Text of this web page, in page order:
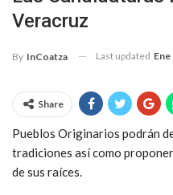
Veracruz
By InCoatza Last updated
Share
Pueblos Originarios podrán
tradiciones así como
de sus raíces.